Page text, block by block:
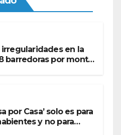
en la
barredoras por monto
por Casa’ solo es para
y no para